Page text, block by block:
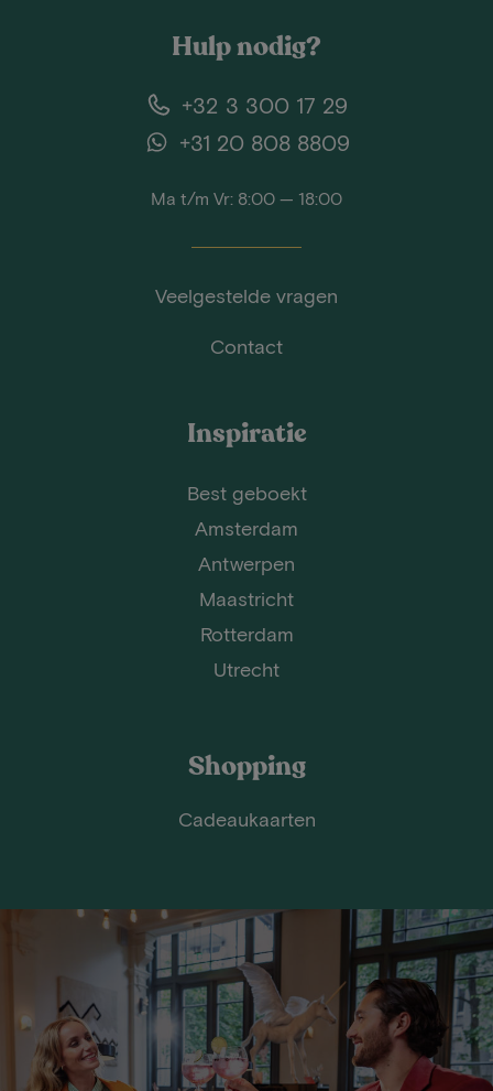
Hulp nodig?
+32 3 300 17 29
+31 20 808 8809
Ma t/m Vr: 8:00 — 18:00
Veelgestelde vragen
Contact
Inspiratie
Best geboekt
Amsterdam
Antwerpen
Maastricht
Rotterdam
Utrecht
Shopping
Cadeaukaarten